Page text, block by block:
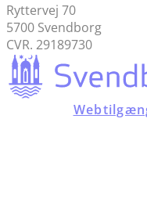
Ryttervej 70
5700 Svendborg
CVR. 29189730